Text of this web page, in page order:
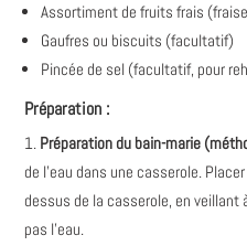
Assortiment de fruits frais
Gaufres ou biscuits (facultatif)
Pincée de sel (facultatif, pour
Préparation :
Préparation du bain-marie
de l'eau dans une casserole.
dessus de la casserole, en veillant
pas l'eau.